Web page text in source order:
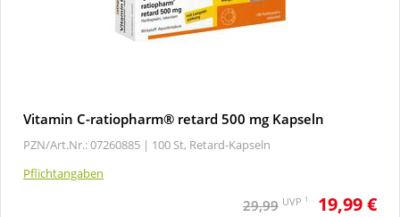
Vitamin C-ratiopharm® retard 500 mg Kapseln
PZN/Art.Nr.: 07260885 | 100 St, Retard-Kapseln
Pflichtangaben
29,99 UVP 1 19,99 €